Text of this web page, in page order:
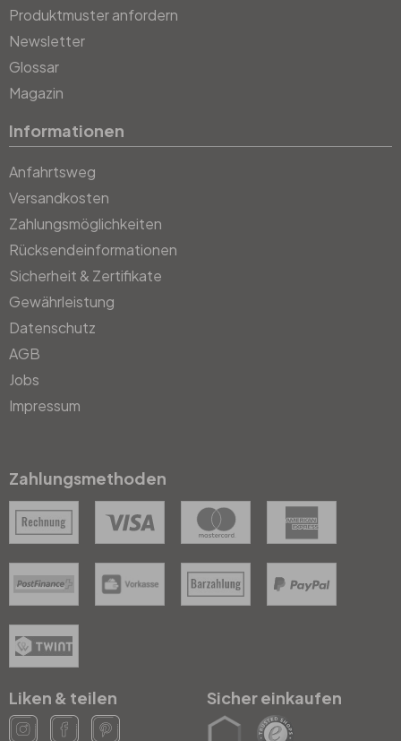
Produktmuster anfordern
Newsletter
Glossar
Magazin
Informationen
Anfahrtsweg
Versandkosten
Zahlungsmöglichkeiten
Rücksendeinformationen
Sicherheit & Zertifikate
Gewährleistung
Datenschutz
AGB
Jobs
Impressum
Zahlungsmethoden
Liken & teilen Sicher einkaufen